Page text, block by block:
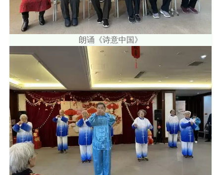
朗诵《诗意中国》